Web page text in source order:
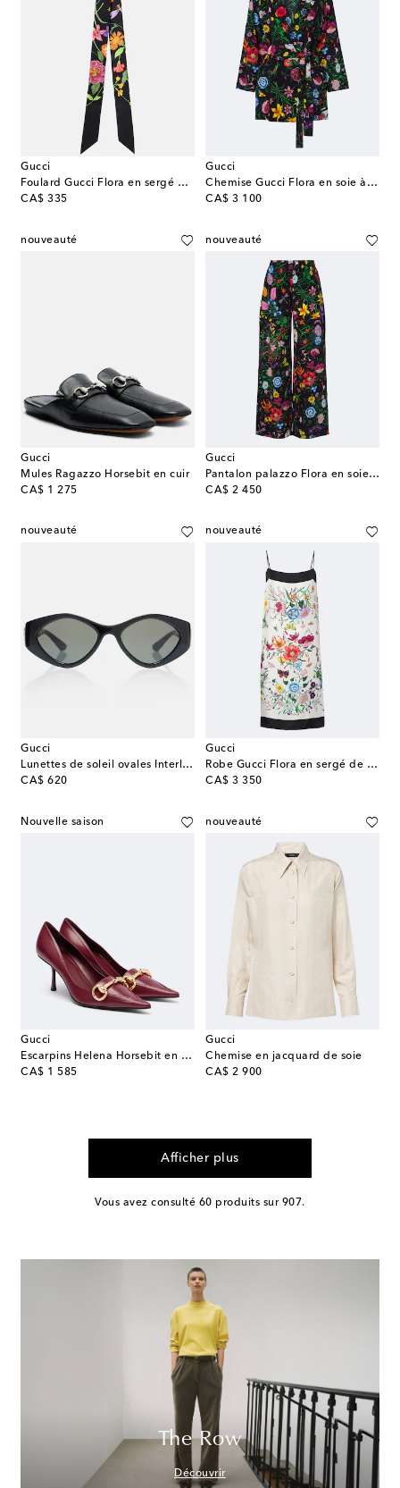
Gucci
Foulard Gucci Flora en sergé de soie
CA$ 335
original price
Gucci
Chemise Gucci Flora en soie à fleurs
CA$ 3 100
original price
nouveauté
Gucci
Mules Ragazzo Horsebit en cuir
CA$ 1 275
original price
nouveauté
Gucci
Pantalon palazzo Flora en soie à fleurs
CA$ 2 450
original price
nouveauté
Gucci
Lunettes de soleil ovales Interlocking G
CA$ 620
original price
nouveauté
Gucci
Robe Gucci Flora en sergé de soie
CA$ 3 350
original price
Nouvelle saison
Gucci
Escarpins Helena Horsebit en cuir
CA$ 1 585
original price
nouveauté
Gucci
Chemise en jacquard de soie
CA$ 2 900
original price
Afficher plus
Vous avez consulté 60 produits sur 907.
The Row
Découvrir